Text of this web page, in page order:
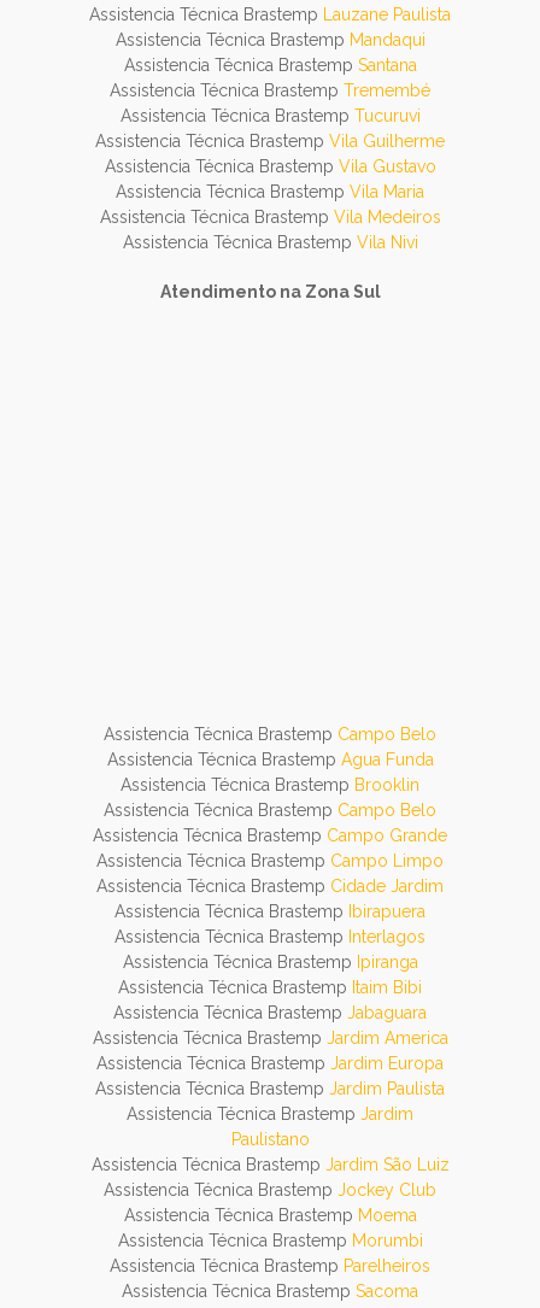
Assistencia Técnica Brastemp
Lauzane Paulista
Assistencia Técnica Brastemp Mandaqui
Assistencia Técnica Brastemp Santana
Assistencia Técnica Brastemp Tremembé
Assistencia Técnica Brastemp Tucuruvi
Assistencia Técnica Brastemp Vila Guilherme
Assistencia Técnica Brastemp Vila Gustavo
Assistencia Técnica Brastemp Vila Maria
Assistencia Técnica Brastemp Vila Medeiros
Assistencia Técnica Brastemp Vila Nivi
Atendimento na Zona Sul
Assistencia Técnica Brastemp Campo Belo
Assistencia Técnica Brastemp Agua Funda
Assistencia Técnica Brastemp Brooklin
Assistencia Técnica Brastemp Campo Belo
Assistencia Técnica Brastemp Campo Grande
Assistencia Técnica Brastemp Campo Limpo
Assistencia Técnica Brastemp Cidade Jardim
Assistencia Técnica Brastemp
Ibirapuera
Assistencia Técnica Brastemp Interlagos
Assistencia Técnica Brastemp Ipiranga
Assistencia Técnica Brastemp Itaim Bibi
Assistencia Técnica Brastemp Jabaguara
Assistencia Técnica Brastemp Jardim America
Assistencia Técnica Brastemp Jardim Europa
Assistencia Técnica Brastemp Jardim Paulista
Assistencia Técnica Brastemp Jardim
Paulistano
Assistencia Técnica Brastemp Jardim São Luiz
Assistencia Técnica Brastemp Jockey Club
Assistencia Técnica Brastemp Moema
Assistencia Técnica Brastemp Morumbi
Assistencia Técnica Brastemp Parelheiros
Assistencia Técnica Brastemp Sacoma